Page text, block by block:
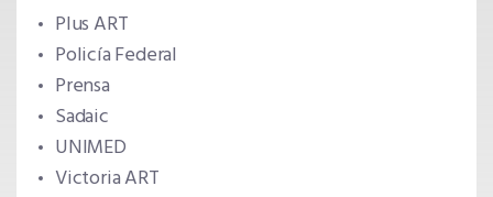
Plus ART
Policía Federal
Prensa
Sadaic
UNIMED
Victoria ART